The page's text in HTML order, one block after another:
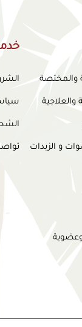
والمختصة
والعلاجية
و الزبدات
وعضوية